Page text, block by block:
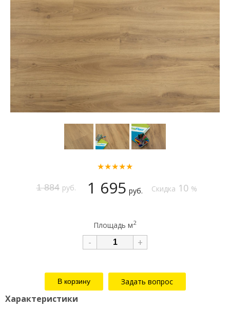
★★★★★
1 884 руб. 1 695 руб. Скидка 10 %
Площадь м2
- +
Задать вопрос